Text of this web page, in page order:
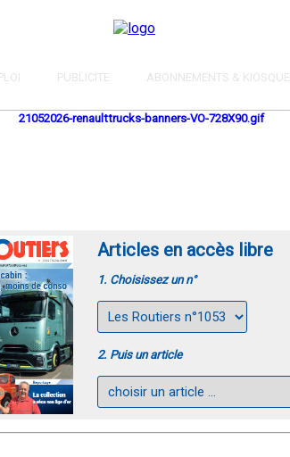
PUBLICITE ABONNEMENTS & KIOSQUE
Articles en accès libre
1. Choisissez un n°
2. Puis un article